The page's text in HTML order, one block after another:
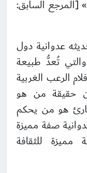
[المرجع السابق:
عدوانية دول
تُعدُّ طبيعة
الرعب الغربية
حقيقة من هو
هو من يحكم
صفة مميزة
مميزة للثقافة